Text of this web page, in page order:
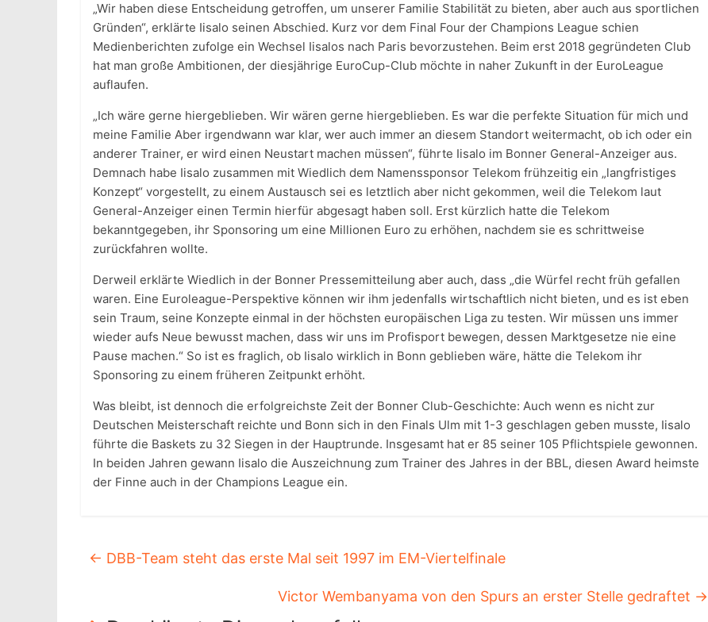
„Wir haben diese Entscheidung getroffen, um unserer Familie Stabilität zu bieten, aber auch aus sportlichen
Gründen“, erklärte Iisalo seinen Abschied. Kurz vor dem Final Four der Champions League schien
Medienberichten zufolge ein Wechsel Iisalos nach Paris bevorzustehen. Beim erst 2018 gegründeten Club
hat man große Ambitionen, der diesjährige EuroCup-Club möchte in naher Zukunft in der EuroLeague
auflaufen.
„Ich wäre gerne hiergeblieben. Wir wären gerne hiergeblieben. Es war die perfekte Situation für mich und
meine Familie Aber irgendwann war klar, wer auch immer an diesem Standort weitermacht, ob ich oder ein
anderer Trainer, er wird einen Neustart machen müssen“, führte Iisalo im Bonner General-Anzeiger aus.
Demnach habe Iisalo zusammen mit Wiedlich dem Namenssponsor Telekom frühzeitig ein „langfristiges
Konzept“ vorgestellt, zu einem Austausch sei es letztlich aber nicht gekommen, weil die Telekom laut
General-Anzeiger einen Termin hierfür abgesagt haben soll. Erst kürzlich hatte die Telekom
bekanntgegeben, ihr Sponsoring um eine Millionen Euro zu erhöhen, nachdem sie es schrittweise
zurückfahren wollte.
Derweil erklärte Wiedlich in der Bonner Pressemitteilung aber auch, dass „die Würfel recht früh gefallen
waren. Eine Euroleague-Perspektive können wir ihm jedenfalls wirtschaftlich nicht bieten, und es ist eben
sein Traum, seine Konzepte einmal in der höchsten europäischen Liga zu testen. Wir müssen uns immer
wieder aufs Neue bewusst machen, dass wir uns im Profisport bewegen, dessen Marktgesetze nie eine
Pause machen.“ So ist es fraglich, ob Iisalo wirklich in Bonn geblieben wäre, hätte die Telekom ihr
Sponsoring zu einem früheren Zeitpunkt erhöht.
Was bleibt, ist dennoch die erfolgreichste Zeit der Bonner Club-Geschichte: Auch wenn es nicht zur
Deutschen Meisterschaft reichte und Bonn sich in den Finals Ulm mit 1-3 geschlagen geben musste, Iisalo
führte die Baskets zu 32 Siegen in der Hauptrunde. Insgesamt hat er 85 seiner 105 Pflichtspiele gewonnen.
In beiden Jahren gewann Iisalo die Auszeichnung zum Trainer des Jahres in der BBL, diesen Award heimste
der Finne auch in der Champions League ein.
← DBB-Team steht das erste Mal seit 1997 im EM-Viertelfinale
Victor Wembanyama von den Spurs an erster Stelle gedraftet →